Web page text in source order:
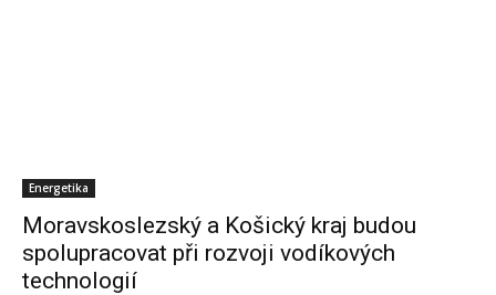
Energetika
Moravskoslezský a Košický kraj budou
spolupracovat při rozvoji vodíkových
technologií